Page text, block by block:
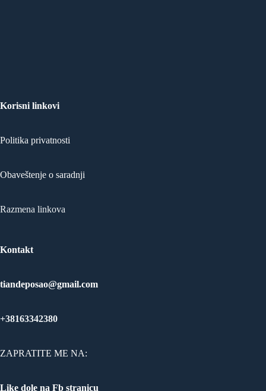
Korisni linkovi
Politika privatnosti
Obaveštenje o saradnji
Razmena linkova
Kontakt
tiandeposao@gmail.com
+38163342380
ZAPRATITE ME NA:
Like dole na Fb stranicu